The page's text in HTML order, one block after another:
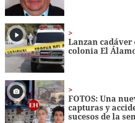
Lanzan cadáver
colonia El
FOTOS: Una
capturas y
sucesos de la